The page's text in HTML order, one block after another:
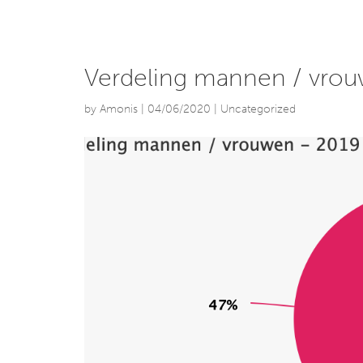
Verdeling mannen /
byAmonis 04/06/2020 | Uncategorized